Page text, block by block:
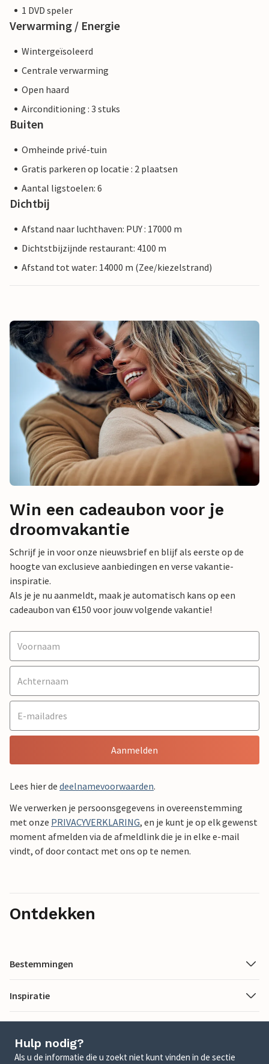
1 DVD speler
Verwarming / Energie
Wintergeïsoleerd
Centrale verwarming
Open haard
Airconditioning : 3 stuks
Buiten
Omheinde privé-tuin
Gratis parkeren op locatie : 2 plaatsen
Aantal ligstoelen: 6
Dichtbij
Afstand naar luchthaven: PUY : 17000 m
Dichtstbijzijnde restaurant: 4100 m
Afstand tot water: 14000 m (Zee/kiezelstrand)
Win een cadeaubon voor je
droomvakantie
Schrijf je in voor onze nieuwsbrief en blijf als eerste op de
hoogte van exclusieve aanbiedingen en verse vakantie-
inspiratie.
Als je je nu aanmeldt, maak je automatisch kans op een
cadeaubon van €150 voor jouw volgende vakantie!
Aanmelden
Lees hier de deelnamevoorwaarden.
We verwerken je persoonsgegevens in overeenstemming
met onze PRIVACYVERKLARING, en je kunt je op elk gewenst
moment afmelden via de afmeldlink die je in elke e-mail
vindt, of door contact met ons op te nemen.
Ontdekken
Bestemmingen
Inspiratie
Hulp nodig?
Als u de informatie die u zoekt niet kunt vinden in de sectie